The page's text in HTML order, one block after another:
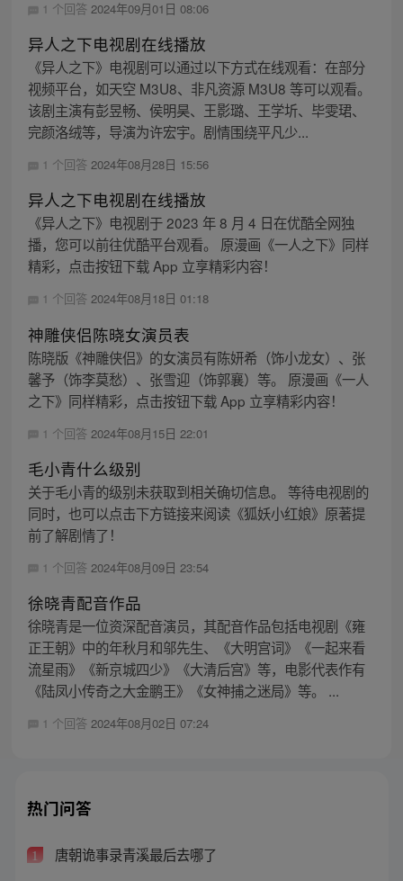
1 个回答 2024年09月01日 08:06
异人之下电视剧在线播放
《异人之下》电视剧可以通过以下方式在线观看：在部分
视频平台，如天空 M3U8、非凡资源 M3U8 等可以观看。
该剧主演有彭昱畅、侯明昊、王影璐、王学圻、毕雯珺、
完颜洛绒等，导演为许宏宇。剧情围绕平凡少...
1 个回答 2024年08月28日 15:56
异人之下电视剧在线播放
《异人之下》电视剧于 2023 年 8 月 4 日在优酷全网独
播，您可以前往优酷平台观看。 原漫画《一人之下》同样
精彩，点击按钮下载 App 立享精彩内容！
1 个回答 2024年08月18日 01:18
神雕侠侣陈晓女演员表
陈晓版《神雕侠侣》的女演员有陈妍希（饰小龙女）、张
馨予（饰李莫愁）、张雪迎（饰郭襄）等。 原漫画《一人
之下》同样精彩，点击按钮下载 App 立享精彩内容！
1 个回答 2024年08月15日 22:01
毛小青什么级别
关于毛小青的级别未获取到相关确切信息。 等待电视剧的
同时，也可以点击下方链接来阅读《狐妖小红娘》原著提
前了解剧情了！
1 个回答 2024年08月09日 23:54
徐晓青配音作品
徐晓青是一位资深配音演员，其配音作品包括电视剧《雍
正王朝》中的年秋月和邬先生、《大明宫词》《一起来看
流星雨》《新京城四少》《大清后宫》等，电影代表作有
《陆凤小传奇之大金鹏王》《女神捕之迷局》等。 ...
1 个回答 2024年08月02日 07:24
热门问答
1 唐朝诡事录青溪最后去哪了